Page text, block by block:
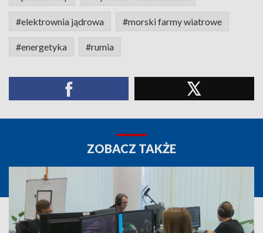
#elektrownia jądrowa #morski farmy wiatrowe
#energetyka #rumia
ZOBACZ TAKŻE